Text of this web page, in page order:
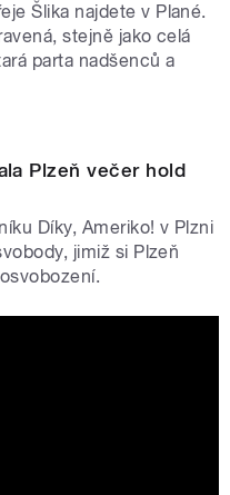
Šlika najdete v Plané.
stejně jako celá
parta nadšenců a
Plzeň večer hold
Díky, Ameriko! v Plzni
jimiž si Plzeň